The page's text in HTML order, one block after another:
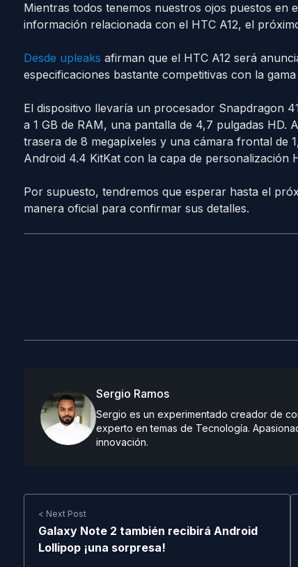
Mientras todos tenemos nuestros ojos puestos en
información relacionada con el HTC A12, el
Desde upleaks afirman que el HTC A12 será
especificaciones bastante competitivas con la gama
El dispositivo llevaría un procesador Snapdragon
a 1 GB de RAM, una pantalla de 4,7 pulgadas HD.
trasera de 8 megapíxeles y una cámara frontal de
Android 4.4 KitKat con la capa de personalización
Por supuesto, tendremos que esperar hasta el
manera oficial para confirmar sus detalles.
Sergio Ramos
Sergio es un experimentado creador de
experto en temas de Tecnología.
innovación.
< Next Post
Galaxy Note 2 también recibirá Android
Lollipop ¡una sorpresa!